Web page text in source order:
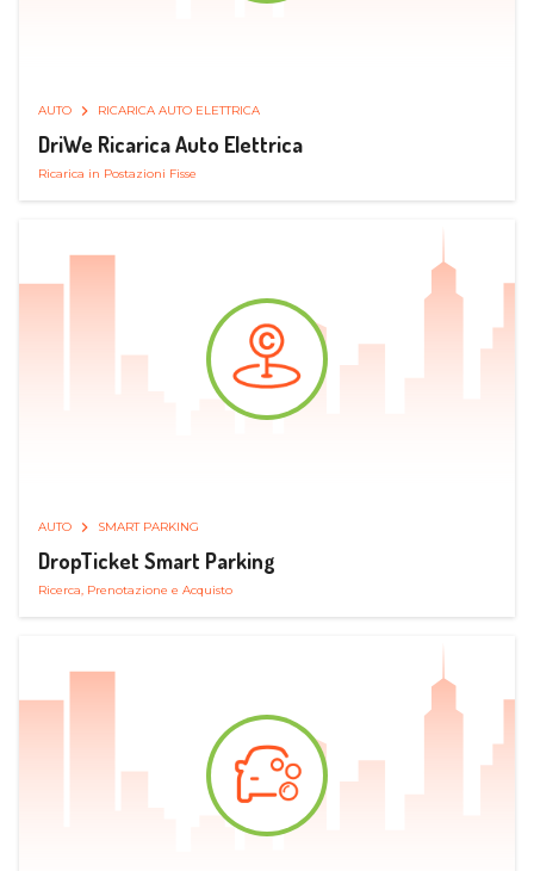
AUTO RICARICA AUTO ELETTRICA
DriWe Ricarica Auto Elettrica
Ricarica in Postazioni Fisse
AUTO SMART PARKING
DropTicket Smart Parking
Ricerca, Prenotazione e Acquisto